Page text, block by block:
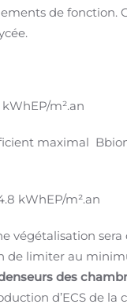
de fonction.
m².an
maximal
kWhEP/m².an
végétalisation sera
de limiter au
des
d’ECS de la